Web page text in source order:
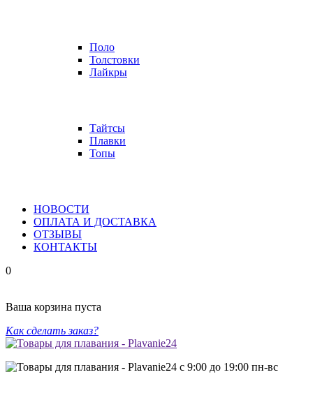
Поло
Толстовки
Лайкры
Тайтсы
Плавки
Топы
НОВОСТИ
ОПЛАТА И ДОСТАВКА
ОТЗЫВЫ
КОНТАКТЫ
0
Ваша корзина пуста
Как сделать заказ?
с 9:00 до 19:00 пн-вс